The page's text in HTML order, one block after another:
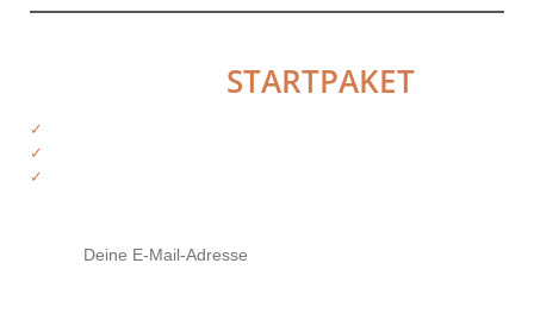
STARTPAKET
✓
✓
✓